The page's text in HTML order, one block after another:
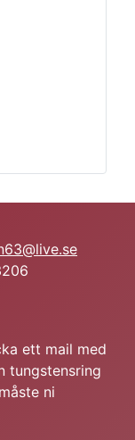
ett mail med
tungstensring
ni